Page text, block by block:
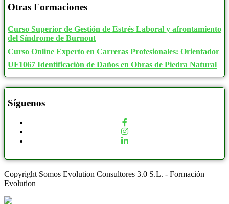
Otras Formaciones
Curso Superior de Gestión de Estrés Laboral y afrontamiento
del Síndrome de Burnout
Curso Online Experto en Carreras Profesionales: Orientador
UF1067 Identificación de Daños en Obras de Piedra Natural
Síguenos
Copyright Somos Evolution Consultores 3.0 S.L. - Formación
Evolution